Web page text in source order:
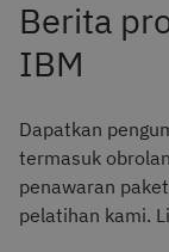
Berita
IBM
Dapatkan
termasuk
penawaran
pelatihan kami.